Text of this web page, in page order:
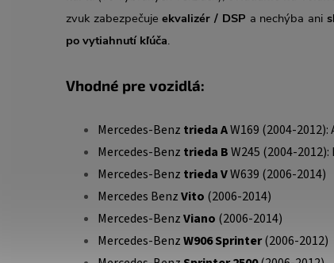
zvuk zabezpečujeekvalizér / DSP a nechýba ani
po vytiahnutí kľúča.
Vhodné pre vozidlá:
Mercedes-Benz trieda AW169 (2004-
Mercedes-Benz trieda BW245 (2004-
Mercedes-Benz trieda VW639 (2006-2014)
Mercedes BenzVito (2006-2014)
Mercedes-BenzViano (2006-2014)
Mercedes-BenzW906 Sprinter(2006-2012)